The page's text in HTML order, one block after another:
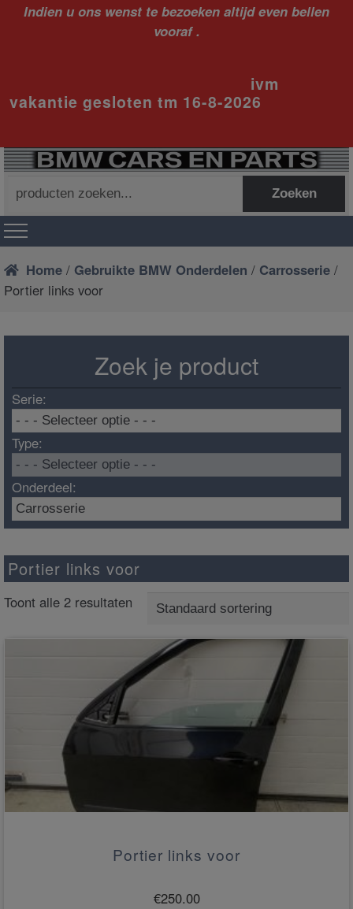
Indien u ons wenst te bezoeken altijd even bellen
vooraf .
ivm
vakantie gesloten tm 16-8-2026
naar:
Zoeken
Home / Gebruikte BMW Onderdelen / Carrosserie /
Portier links voor
Zoek je product
Serie:
Type:
Onderdeel:
Portier links voor
Toont alle 2 resultaten
Portier links voor
€250.00